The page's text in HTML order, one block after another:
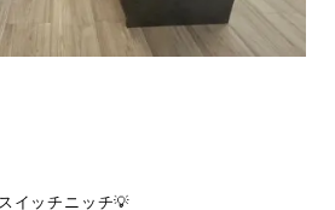
スイッチニッチ💡